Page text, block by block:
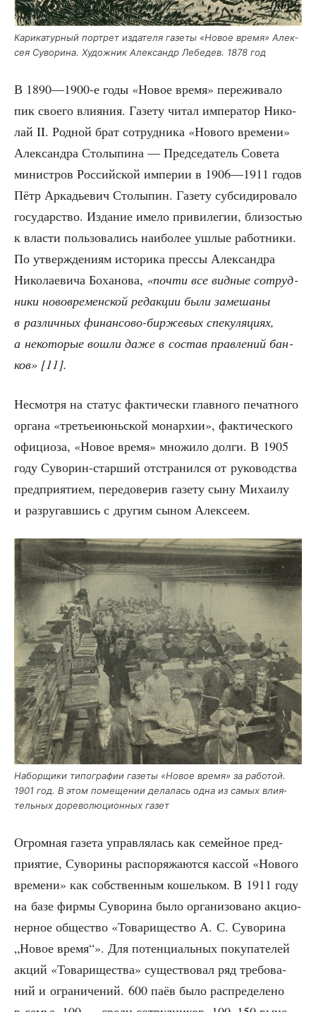
Кари­ка­тур­ный порт­рет изда­те­ля газе­ты «Новое вре­мя» Алек­
сея Суво­ри­на. Худож­ник Алек­сандр Лебе­дев. 1878 год
В 1890—1900‑е годы «Новое вре­мя» пере­жи­ва­ло
пик сво­е­го вли­я­ния. Газе­ту читал импе­ра­тор Нико­
лай II. Род­ной брат сотруд­ни­ка «Ново­го вре­ме­ни»
Алек­сандра Сто­лы­пи­на — Пред­се­да­тель Сове­та
мини­стров Рос­сий­ской импе­рии в 1906—1911 годов
Пётр Арка­дье­вич Сто­лы­пин. Газе­ту суб­си­ди­ро­ва­ло
госу­дар­ство. Изда­ние име­ло при­ви­ле­гии, бли­зо­стью
к вла­сти поль­зо­ва­лись наи­бо­лее ушлые работ­ни­ки.
По утвер­жде­ни­ям исто­ри­ка прес­сы Алек­сандра
Нико­ла­е­ви­ча Боха­но­ва, «почти все вид­ные сотруд­
ни­ки ново­вре­мен­ской редак­ции были заме­ша­ны
в раз­лич­ных финан­со­во-бир­же­вых спе­ку­ля­ци­ях,
а неко­то­рые вошли даже в состав прав­ле­ний бан­
ков» [11].
Несмот­ря на ста­тус фак­ти­че­ски глав­но­го печат­но­го
орга­на «тре­тье­и­юнь­ской монар­хии», фак­ти­че­ско­го
офи­ци­о­за, «Новое вре­мя» мно­жи­ло дол­ги. В 1905
году Суво­рин-стар­ший отстра­нил­ся от руко­вод­ства
пред­при­я­ти­ем, пере­до­ве­рив газе­ту сыну Миха­и­лу
и раз­ру­гав­шись с дру­гим сыном Алексеем.
Набор­щи­ки типо­гра­фии газе­ты «Новое вре­мя» за рабо­той.
1901 год. В этом поме­ще­нии дела­лась одна из самых вли­я­
тель­ных доре­во­лю­ци­он­ных газет
Огром­ная газе­та управ­ля­лась как семей­ное пред­
при­я­тие, Суво­ри­ны рас­по­ря­жа­ют­ся кас­сой «Ново­го
вре­ме­ни» как соб­ствен­ным кошель­ком. В 1911 году
на базе фир­мы Суво­ри­на было орга­ни­зо­ва­но акци­о­
нер­ное обще­ство «Това­ри­ще­ство А. С. Суво­ри­на
„Новое вре­мя“». Для потен­ци­аль­ных поку­па­те­лей
акций «Това­ри­ще­ства» суще­ство­вал ряд тре­бо­ва­
ний и огра­ни­че­ний. 600 паёв было рас­пре­де­ле­но